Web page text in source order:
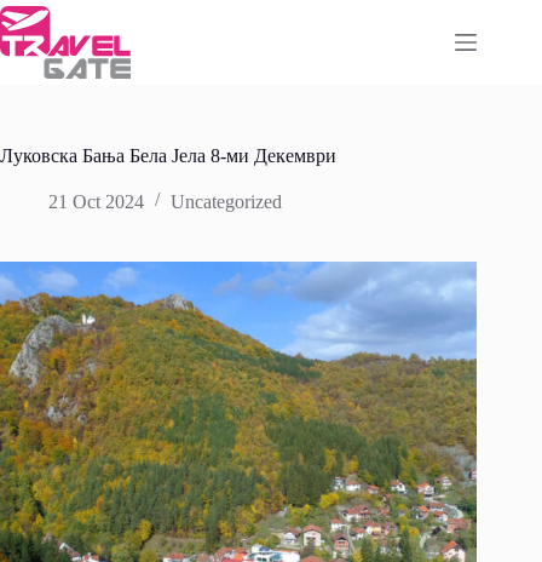
Skip
to
content
Луковска Бања Бела Јела 8-ми Декември
21 Oct 2024 Uncategorized